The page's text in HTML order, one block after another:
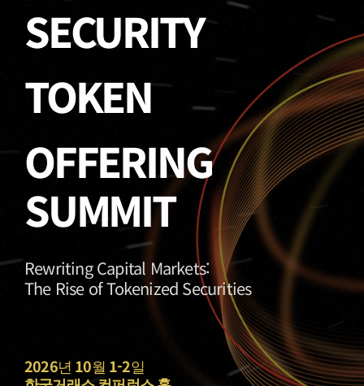
SECURITY
TOKEN
OFFERING
SUMMIT
Rewriting Capital Markets:
The Rise of Tokenized Securities
2026년 10월 1-2일